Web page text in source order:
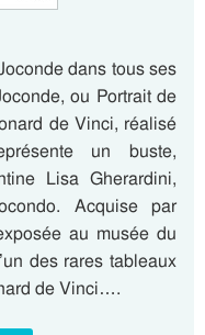
dans tous ses
ou Portrait de
de Vinci, réalisé
un buste,
Lisa Gherardini,
Acquise par
au musée du
des rares tableaux
de Vinci….